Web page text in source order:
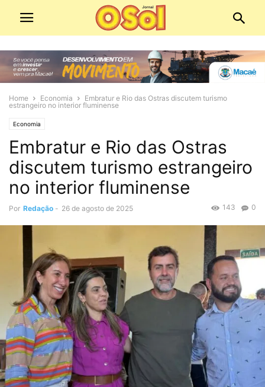
Home Economia
Embratur e Rio das Ostras discutem turismo
estrangeiro no interior fluminense
Economia
Embratur e Rio das Ostras
discutem turismo estrangeiro
no interior fluminense
Por Redação - 26 de agosto de 2025 0
143